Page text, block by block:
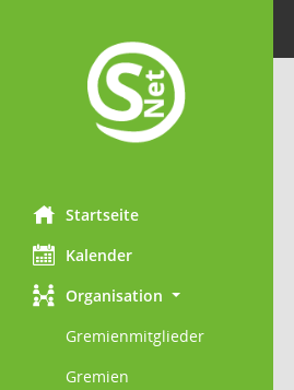
Startseite
Kalender
Organisation
Gremienmitglieder
Gremien